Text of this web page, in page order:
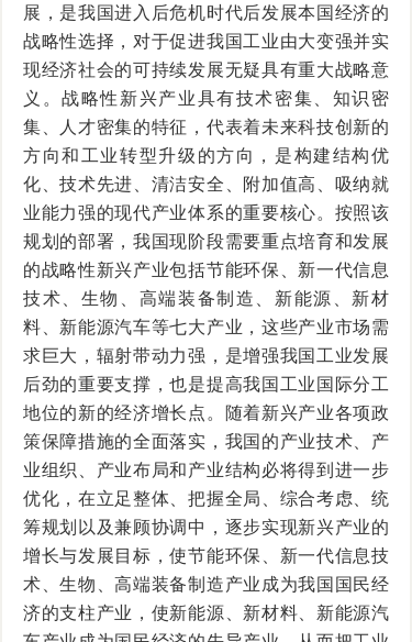
展，是我国进入后危机时代后发展本国经济的
战略性选择，对于促进我国工业由大变强并实
现经济社会的可持续发展无疑具有重大战略意
义。战略性新兴产业具有技术密集、知识密
集、人才密集的特征，代表着未来科技创新的
方向和工业转型升级的方向，是构建结构优
化、技术先进、清洁安全、附加值高、吸纳就
业能力强的现代产业体系的重要核心。按照该
规划的部署，我国现阶段需要重点培育和发展
的战略性新兴产业包括节能环保、新一代信息
技术、生物、高端装备制造、新能源、新材
料、新能源汽车等七大产业，这些产业市场需
求巨大，辐射带动力强，是增强我国工业发展
后劲的重要支撑，也是提高我国工业国际分工
地位的新的经济增长点。随着新兴产业各项政
策保障措施的全面落实，我国的产业技术、产
业组织、产业布局和产业结构必将得到进一步
优化，在立足整体、把握全局、综合考虑、统
筹规划以及兼顾协调中，逐步实现新兴产业的
增长与发展目标，使节能环保、新一代信息技
术、生物、高端装备制造产业成为我国国民经
济的支柱产业，使新能源、新材料、新能源汽